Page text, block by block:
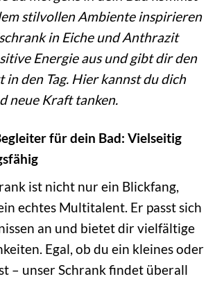
stilvollen Ambiente inspirieren
in Eiche und Anthrazit
Energie aus und gibt dir den
in den Tag. Hier kannst du dich
neue Kraft tanken.
für dein Bad: Vielseitig
ist nicht nur ein Blickfang,
echtes Multitalent. Er passt sich
an und bietet dir vielfältige
Egal, ob du ein kleines oder
– unser Schrank findet überall